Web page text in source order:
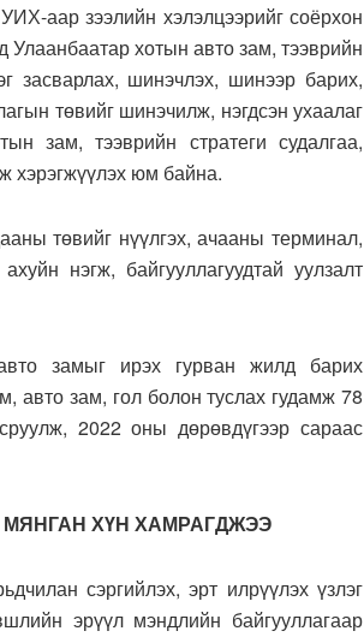
аар зээлийн хэлэлцээрийг соёрхон
Улаанбаатар хотын авто зам, тээврийн
засварлах, шинэчлэх, шинээр барих,
төвийг шинэчилж, нэгдсэн ухаалаг
зам, тээврийн стратеги судалгаа,
хэрэгжүүлэх юм байна.
төвийг нүүлгэх, ачааны терминал,
нэгж, байгууллагуудтай уулзалт
замыг ирэх гурван жилд барих
авто зам, гол болон туслах гудамж 78
2022 оны дөрөвдүгээр сараас
МЯНГАН ХҮН ХАМРАГДЖЭЭ
сэргийлэх, эрт илрүүлэх үзлэг
эрүүл мэндлийн байгууллагаар